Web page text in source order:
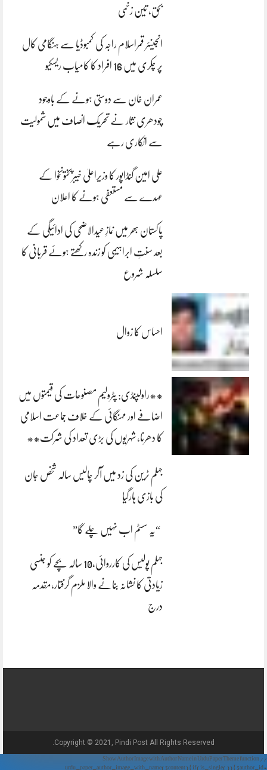
بحق، تین زخمی
انجینئر قمراسلام راجہ کی کمبوڈیا سے ہنگامی کال
پر چکری میں 16 افراد کا کامیاب ریسکیو
عمران خان سے دوستی ہونے کے باوجود
چودھری نثار نے تحریک انصاف میں شمولیت
سے انکاری رہے
علی امین گنڈاپور کا وزیراعلیٰ خیبرپختونخوا کے
عہدے سے مستعفی ہونے کا اعلان
پاکستان بھر میں نمازِ عیدالاضحی کی ادائیگی کے
بعد سنتِ ابراہیمی کو زندہ رکھتے ہوئے قربانی کا
سلسلہ شروع
احساس کا زوال
**راولپنڈی: پٹرولیم مصنوعات کی قیمتوں میں
اضافے اور مہنگائی کے خلاف جماعت اسلامی
کا دھرنا، شہریوں کی بڑی تعداد کی شرکت**
جہلم ٹرین کی زد میں آکر چالیس سالہ شخص جان
کی بازی ہارگیا
“یہ سسٹم اب نہیں چلے گا”
جہلم پولیس کی کارروائی،10 سالہ بچے کو جنسی
زیادتی کا نشانہ بنانے والا ملزم گرفتار،مقدمہ
درج
Copyright © 2021, Pindi Post All Rights Reserved.
// Show Author Image with Author Name in UrduPaper Theme function
urdu_paper_author_image_with_name($content) { if (is_single()) { $author_id =